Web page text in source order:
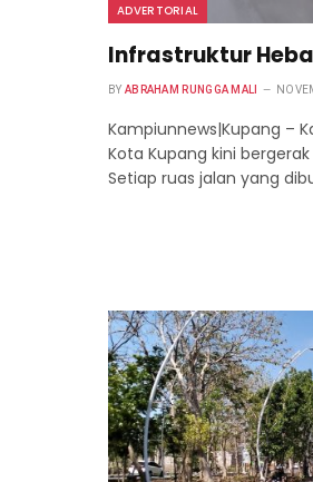
ADVERTORIAL
Infrastruktur
BY ABRAHAM RUNGGA MALI
Kampiunnews|Kupang –
Kota Kupang kini
Setiap ruas jalan yang